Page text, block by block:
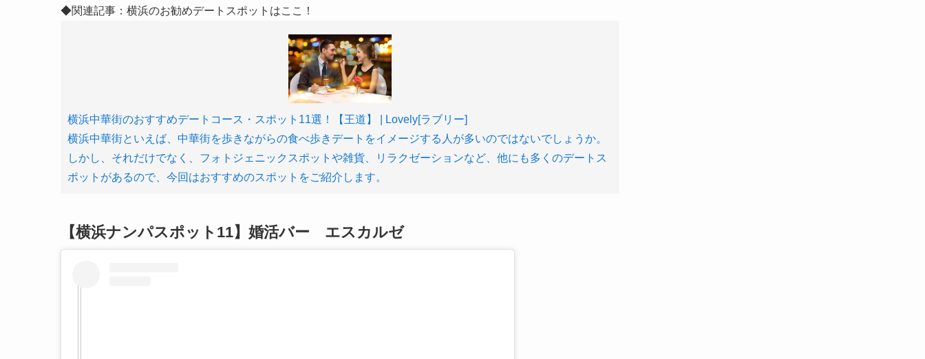
◆関連記事：横浜のお勧めデートスポットはここ！
横浜中華街のおすすめデートコース・スポット11選！【王道】 | Lovely[ラブリー]
横浜中華街といえば、中華街を歩きながらの食べ歩きデートをイメージする人が多いのではないでしょうか。
しかし、それだけでなく、フォトジェニックスポットや雑貨、リラクゼーションなど、他にも多くのデートス
ポットがあるので、今回はおすすめのスポットをご紹介します。
【横浜ナンパスポット11】婚活バー エスカルゼ